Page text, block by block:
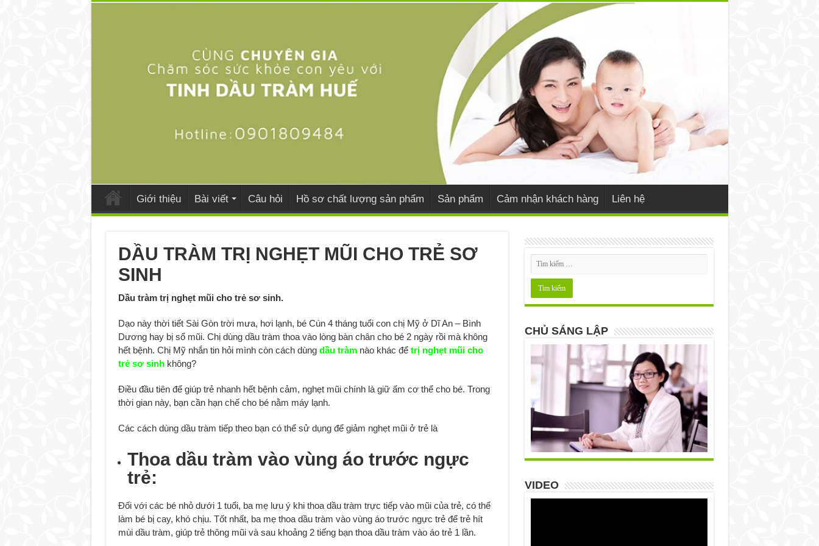
Giới thiệu Bài viết Câu hỏi Hồ sơ chất lượng sản phẩm Sản phẩm Cảm nhận khách hàng Liên hệ
DẦU TRÀM TRỊ NGHẸT MŨI CHO TRẺ SƠ
SINH
Dầu tràm trị nghẹt mũi cho trẻ sơ sinh.
Dạo này thời tiết Sài Gòn trời mưa, hơi lạnh, bé Cún 4 tháng tuổi con chị Mỹ ở Dĩ An – Bình
Dương hay bị sổ mũi. Chị dùng dầu tràm thoa vào lòng bàn chân cho bé 2 ngày rồi mà không
hết bệnh. Chị Mỹ nhắn tin hỏi mình còn cách dùngdầu tràm nào khác để trị nghẹt mũi cho
trẻ sơ sinh không?
Điều đầu tiên để giúp trẻ nhanh hết bệnh cảm, nghẹt mũi chính là giữ ấm cơ thể cho bé. Trong
thời gian này, bạn cần hạn chế cho bé nằm máy lạnh.
Các cách dùng dầu tràm tiếp theo bạn có thể sử dụng để giảm nghẹt mũi ở trẻ là
Thoa dầu tràm vào vùng áo trước ngực
trẻ:
Đối với các bé nhỏ dưới 1 tuổi, ba mẹ lưu ý khi thoa dầu tràm trực tiếp vào mũi của trẻ, có thể
làm bé bị cay, khó chịu. Tốt nhất, ba mẹ thoa dầu tràm vào vùng áo trước ngực trẻ để trẻ hít
mùi dầu tràm, giúp trẻ thông mũi và sau khoảng 2 tiếng bạn thoa dầu tràm vào áo trẻ 1 lần.
CHỦ SÁNG LẬP
VIDEO